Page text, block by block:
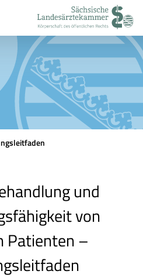
und
von
Patienten –